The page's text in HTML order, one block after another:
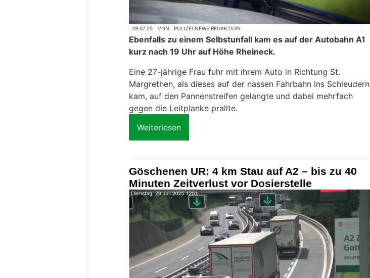
29.07.25 VON POLIZEI.NEWS REDAKTION
Ebenfalls zu einem Selbstunfall kam es auf der Autobahn A1
kurz nach 19 Uhr auf Höhe Rheineck.
Eine 27-jährige Frau fuhr mit ihrem Auto in Richtung St.
Margrethen, als dieses auf der nassen Fahrbahn ins Schleudern
kam, auf den Pannenstreifen gelangte und dabei mehrfach
gegen die Leitplanke prallte.
Weiterlesen
Göschenen UR: 4 km Stau auf A2 – bis zu 40
Minuten Zeitverlust vor Dosierstelle